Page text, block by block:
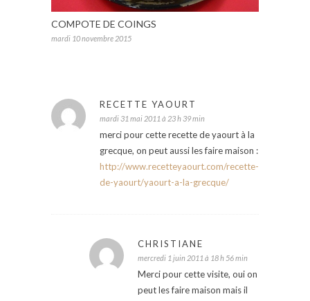
COMPOTE DE COINGS
mardi 10 novembre 2015
RECETTE YAOURT
mardi 31 mai 2011 à 23 h 39 min
merci pour cette recette de yaourt à la
grecque, on peut aussi les faire maison :
http://www.recetteyaourt.com/recette-
de-yaourt/yaourt-a-la-grecque/
CHRISTIANE
mercredi 1 juin 2011 à 18 h 56 min
Merci pour cette visite, oui on
peut les faire maison mais il